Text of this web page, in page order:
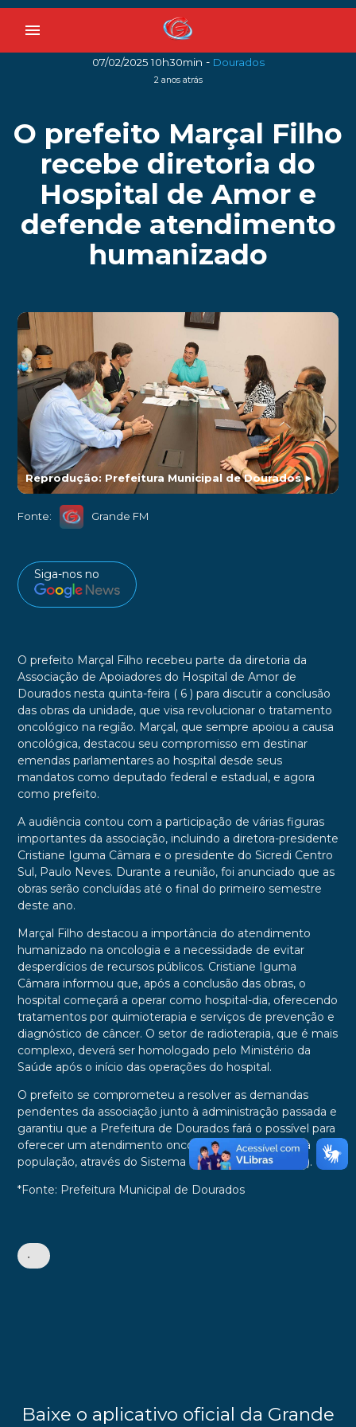
menu
07/02/2025 10h30min - Dourados
2 anos atrás
O prefeito Marçal Filho
recebe diretoria do
Hospital de Amor e
defende atendimento
humanizado
Reprodução: Prefeitura Municipal de Dourados►
Fonte: Grande FM
Siga-nos no
O prefeito Marçal Filho recebeu parte da diretoria da
Associação de Apoiadores do Hospital de Amor de
Dourados nesta quinta-feira ( 6 ) para discutir a conclusão
das obras da unidade, que visa revolucionar o tratamento
oncológico na região. Marçal, que sempre apoiou a causa
oncológica, destacou seu compromisso em destinar
emendas parlamentares ao hospital desde seus
mandatos como deputado federal e estadual, e agora
como prefeito.
A audiência contou com a participação de várias figuras
importantes da associação, incluindo a diretora-presidente
Cristiane Iguma Câmara e o presidente do Sicredi Centro
Sul, Paulo Neves. Durante a reunião, foi anunciado que as
obras serão concluídas até o final do primeiro semestre
deste ano.
Marçal Filho destacou a importância do atendimento
humanizado na oncologia e a necessidade de evitar
desperdícios de recursos públicos. Cristiane Iguma
Câmara informou que, após a conclusão das obras, o
hospital começará a operar como hospital-dia, oferecendo
tratamentos por quimioterapia e serviços de prevenção e
diagnóstico de câncer. O setor de radioterapia, que é mais
complexo, deverá ser homologado pelo Ministério da
Saúde após o início das operações do hospital.
O prefeito se comprometeu a resolver as demandas
pendentes da associação junto à administração passada e
garantiu que a Prefeitura de Dourados fará o possível para
oferecer um atendimento oncológico de qualidade à
população, através do Sistema Único de Saúde (SUS).
*Fonte: Prefeitura Municipal de Dourados
•
Baixe o aplicativo oficial da Grande